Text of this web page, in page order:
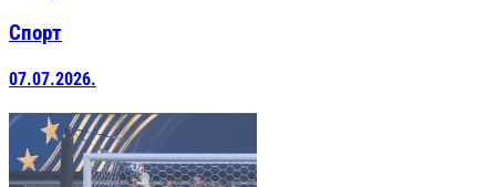
Спорт
07.07.2026.